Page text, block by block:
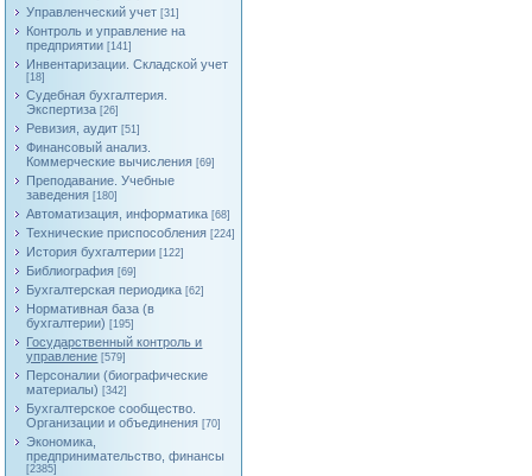
Управленческий учет [31]
Контроль и управление на
предприятии [141]
Инвентаризации. Складской учет
[18]
Судебная бухгалтерия.
Экспертиза [26]
Ревизия, аудит [51]
Финансовый анализ.
Коммерческие вычисления [69]
Преподавание. Учебные
заведения [180]
Автоматизация, информатика [68]
Технические приспособления [224]
История бухгалтерии [122]
Библиография [69]
Бухгалтерская периодика [62]
Нормативная база (в
бухгалтерии) [195]
Государственный контроль и
управление [579]
Персоналии (биографические
материалы) [342]
Бухгалтерское сообщество.
Организации и объединения [70]
Экономика,
предпринимательство, финансы
[2385]